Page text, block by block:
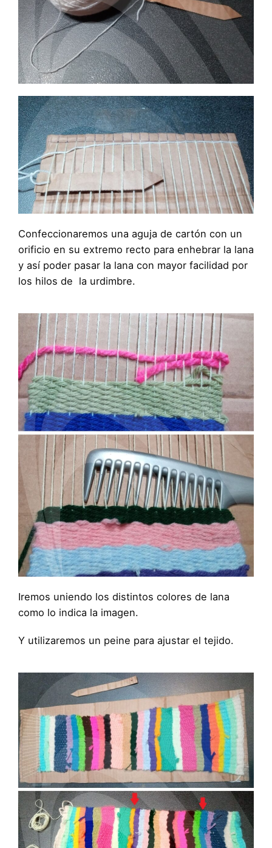
Confeccionaremos una aguja de cartón con un
orificio en su extremo recto para enhebrar la lana
y así poder pasar la lana con mayor facilidad por
los hilos de la urdimbre.
Iremos uniendo los distintos colores de lana
como lo indica la imagen.
Y utilizaremos un peine para ajustar el tejido.